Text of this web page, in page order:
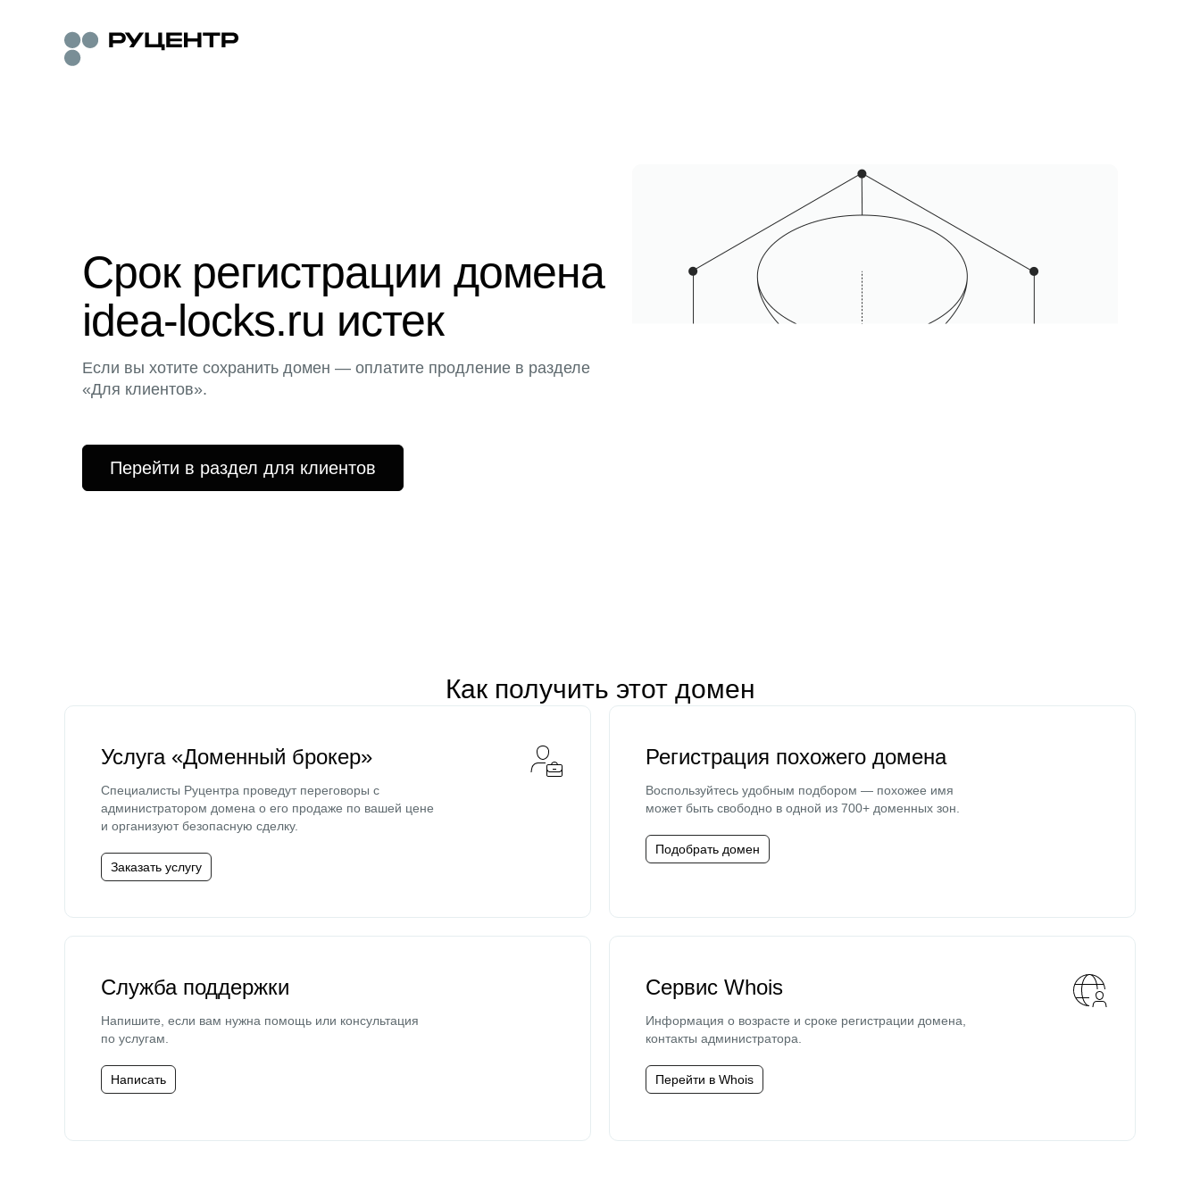
Срок регистрации домена
idea-locks.ru истек
Если вы хотите сохранить домен — оплатите продление в разделе
«Для клиентов».
Перейти в раздел для клиентов
Как получить этот домен
Услуга «Доменный брокер»
Специалисты Руцентра проведут переговоры с
администратором домена о его продаже по вашей цене
и организуют безопасную сделку.
Заказать услугу
Регистрация похожего домена
Воспользуйтесь удобным подбором — похожее имя
может быть свободно в одной из 700+ доменных зон.
Подобрать домен
Служба поддержки
Напишите, если вам нужна помощь или консультация
по услугам.
Написать
Сервис Whois
Информация о возрасте и сроке регистрации домена,
контакты администратора.
Перейти в Whois